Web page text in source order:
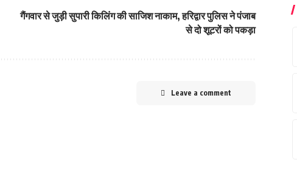
गैंगवार से जुड़ी सुपारी किलिंग की साजिश नाकाम, हरिद्वार पुलिस ने पंजाब
से दो शूटरों को पकड़ा
Leave a comment